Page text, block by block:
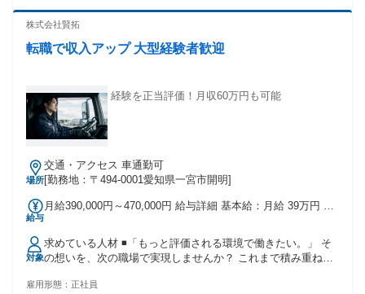
転手、トラックドライバーなど 運送業での経験も活かせます
株式会社賢拓
転職で収入アップ 大型経験者歓迎
経験を正当評価！月収60万円も可能
場所
交通・アクセス 車通勤可
[勤務地：〒494-0001愛知県一宮市開明]
給与
月給390,000円～470,000円 給与詳細 基本給：月給 39万円 〜
れる通勤・皆勤・家族手当金額：なし 全員に一律で支払われ
るその他手当金額：なし ◾️「経験があるのに、給与が変わらな
い。」 そんな悩みをお持ちではありませんか？ 当社では、こ
れまで培ってきた経験やスキルをしっかり評価し、収入へ反
対象
求めている人材 ◾️「もっと評価される環境で働きたい。」 そ
の想いを、次の職場で実現しませんか？ これまで積み重ねて
します。即戦力として活躍したい方を歓迎します。
雇用形態： 正社員